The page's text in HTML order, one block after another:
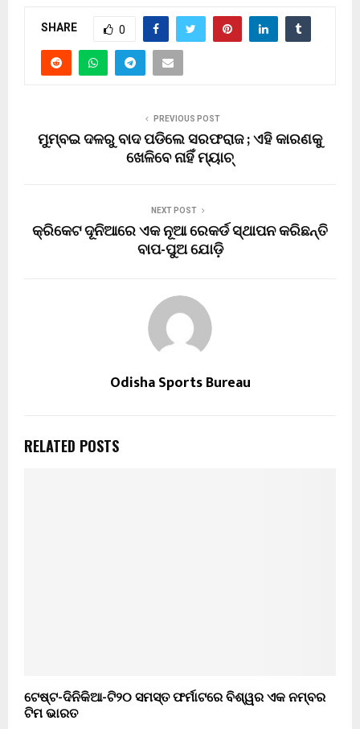
SHARE 0
PREVIOUS POST
ମୁମ୍ବଇ ଦଳରୁ ବାଦ ପଡିଲେ ସରଫରାଜ ; ଏହି କାରଣକୁ
ଖେଳିବେ ନାହିଁ ମ୍ୟାଚ୍
NEXT POST
କ୍ରିକେଟ ଦୂନିଆରେ ଏକ ନୂଆ ରେକର୍ଡ ସ୍ଥାପନ କରିଛନ୍ତି
ବାପ-ପୁଅ ଯୋଡ଼ି
Odisha Sports Bureau
RELATED POSTS
ଟେଷ୍ଟ-ଦିନିକିଆ-ଟି୨୦ ସମସ୍ତ ଫର୍ମାଟରେ ବିଶ୍ୱର ଏକ ନମ୍ବର
ଟିମ ଭାରତ